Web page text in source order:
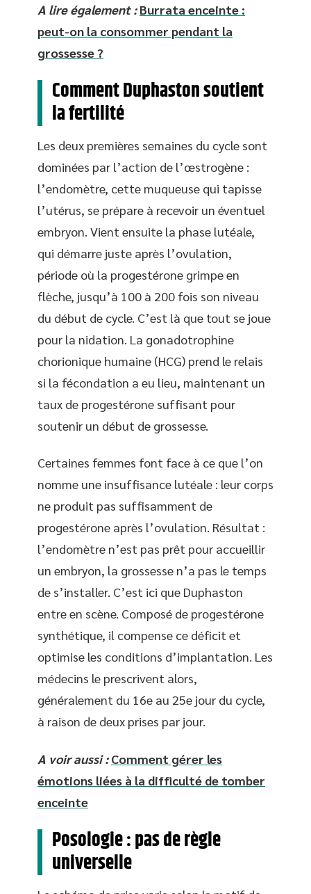
A lire également : Burrata enceinte :
peut-on la consommer pendant la
grossesse ?
Comment Duphaston soutient
la fertilité
Les deux premières semaines du cycle sont
dominées par l’action de l’œstrogène :
l’endomètre, cette muqueuse qui tapisse
l’utérus, se prépare à recevoir un éventuel
embryon. Vient ensuite la phase lutéale,
qui démarre juste après l’ovulation,
période où la progestérone grimpe en
flèche, jusqu’à 100 à 200 fois son niveau
du début de cycle. C’est là que tout se joue
pour la nidation. La gonadotrophine
chorionique humaine (HCG) prend le relais
si la fécondation a eu lieu, maintenant un
taux de progestérone suffisant pour
soutenir un début de grossesse.
Certaines femmes font face à ce que l’on
nomme une insuffisance lutéale : leur corps
ne produit pas suffisamment de
progestérone après l’ovulation. Résultat :
l’endomètre n’est pas prêt pour accueillir
un embryon, la grossesse n’a pas le temps
de s’installer. C’est ici que Duphaston
entre en scène. Composé de progestérone
synthétique, il compense ce déficit et
optimise les conditions d’implantation. Les
médecins le prescrivent alors,
généralement du 16e au 25e jour du cycle,
à raison de deux prises par jour.
A voir aussi : Comment gérer les
émotions liées à la difficulté de tomber
enceinte
Posologie : pas de règle
universelle